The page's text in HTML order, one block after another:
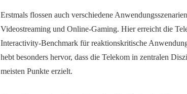
Erstmals flossen auch verschiedene
Videostreaming und Online-Gaming. Hier erreicht die
Interactivity-Benchmark für reaktionskritische
hebt besonders hervor, dass die Telekom in zentralen
meisten Punkte erzielt.